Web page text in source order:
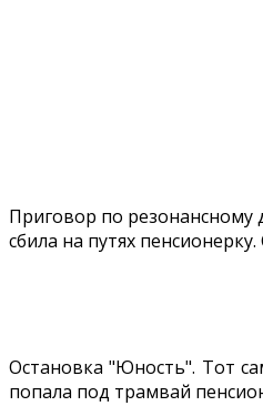
Приговор по резонансному
сбила на путях
Остановка "Юность". Тот
попала под трамвай